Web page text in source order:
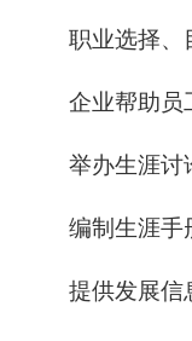
职业选择、
企业帮助员
举办生涯讨
编制生涯手
提供发展信